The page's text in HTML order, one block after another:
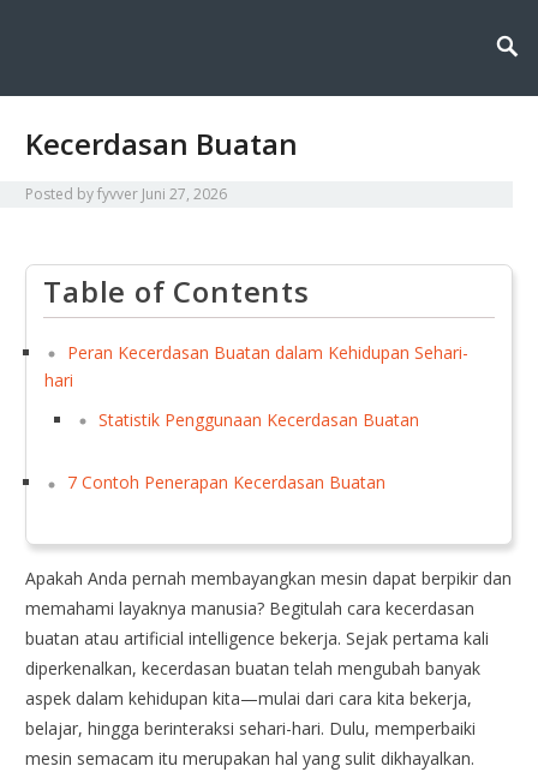
Fyvver: Inovasi dan Edukasi di
Bidang Kimia Lingkungan
Kecerdasan Buatan
Posted byfyvver Juni 27, 2026
Table of Contents
Peran Kecerdasan Buatan dalam Kehidupan Sehari-
hari
Statistik Penggunaan Kecerdasan Buatan
7 Contoh Penerapan Kecerdasan Buatan
Apakah Anda pernah membayangkan mesin dapat berpikir dan
memahami layaknya manusia? Begitulah cara kecerdasan
buatan atau artificial intelligence bekerja. Sejak pertama kali
diperkenalkan, kecerdasan buatan telah mengubah banyak
aspek dalam kehidupan kita—mulai dari cara kita bekerja,
belajar, hingga berinteraksi sehari-hari. Dulu, memperbaiki
mesin semacam itu merupakan hal yang sulit dikhayalkan.